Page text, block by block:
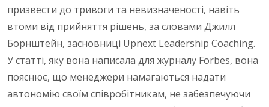
призвести до тривоги та невизначеності, навіть
втоми від прийняття рішень, за словами Джилл
Борнштейн, засновниці Upnext Leadership Coaching.
У статті, яку вона написала для журналу Forbes, вона
пояснює, що менеджери намагаються надати
автономію своїм співробітникам, не забезпечуючи